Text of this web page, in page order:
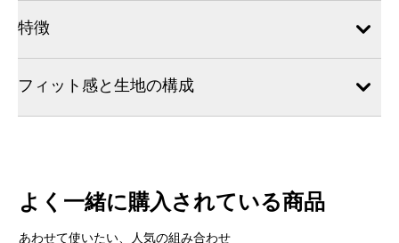
特徴
フィット感と生地の構成
よく一緒に購入されている商品
あわせて使いたい、人気の組み合わせ